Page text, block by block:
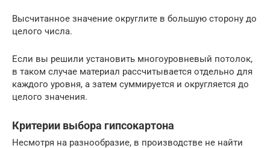
Высчитанное значение округлите в большую сторону до
целого числа.
Если вы решили установить многоуровневый потолок,
в таком случае материал рассчитывается отдельно для
каждого уровня, а затем суммируется и округляется до
целого значения.
Критерии выбора гипсокартона
Несмотря на разнообразие, в производстве не найти